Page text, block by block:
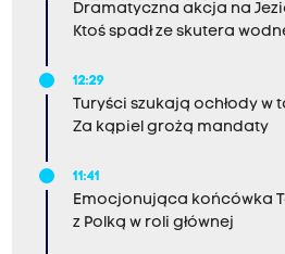
Dramatyczna akcja na
Ktoś spadł ze skutera
12:29
Turyści szukają ochłody w
Za kąpiel grożą mandaty
11:41
Emocjonująca końcówka
z Polką w roli głównej